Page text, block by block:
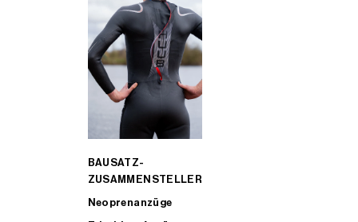
BAUSATZ-
ZUSAMMENSTELLER
Neoprenanzüge